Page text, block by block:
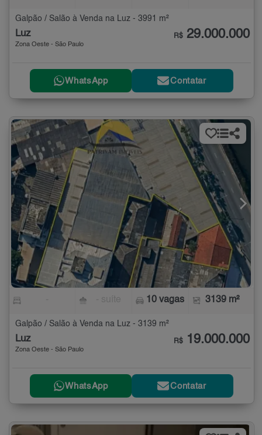
Galpão / Salão à Venda na Luz - 3991 m²
Luz
Zona Oeste - São Paulo
R$ 29.000.000
WhatsApp Contatar
10 vagas 3139 m²
Galpão / Salão à Venda na Luz - 3139 m²
Luz
Zona Oeste - São Paulo
R$ 19.000.000
WhatsApp Contatar